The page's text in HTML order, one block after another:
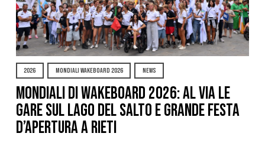
2026 MONDIALI WAKEBOARD 2026 NEWS
Mondiali di Wakeboard 2026: al via le
gare sul Lago del Salto e grande festa
d’apertura a Rieti